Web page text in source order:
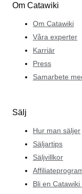
Om Catawiki
Om Catawiki
Våra experter
Karriär
Press
Samarbete
Sälj
Hur man säljer
Säljartips
Säljvillkor
Bli en